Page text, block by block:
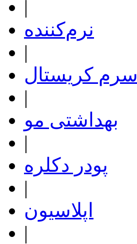
|
نرم‌کننده
|
سرم کریستال
|
بهداشتی مو
|
پودر دکلره
|
اپلاسیون
|